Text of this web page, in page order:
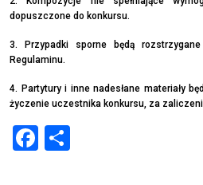
dopuszczone do konkursu.
3. Przypadki sporne będą
Regulaminu.
4. Partytury i inne nadesłane materiały
życzenie uczestnika konkursu, za
Facebook